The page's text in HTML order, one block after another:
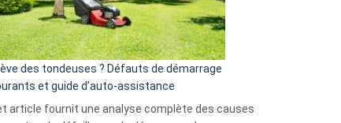
?
5
avantages
essentiels
de
la
S330
des tondeuses ? Défauts de démarrage
et guide d’auto-assistance
article fournit une analyse complète des causes